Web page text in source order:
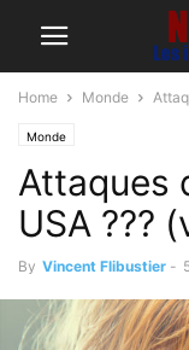
Home Monde
Monde
Attaques
USA ???
By Vincent Flibustier -